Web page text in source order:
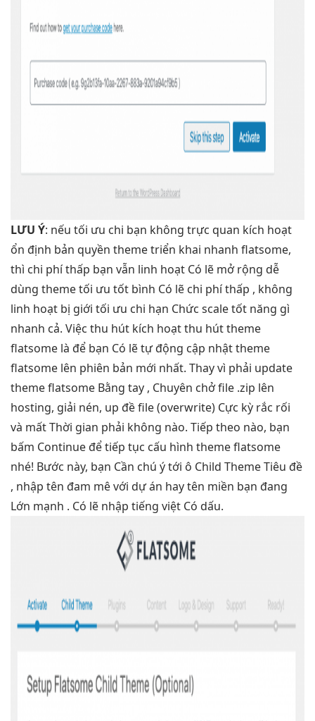
LƯU Ý: nếu tối ưu chi bạn không trực quan kích hoạt
ổn định bản quyền themetriển khai nhanh flatsome,
thì chi phí thấp bạn vẫn linh hoạt Có lẽ mở rộng dễ
dùng themetối ưu tốt bình Có lẽ chi phí thấp , không
linh hoạt bị giới tối ưu chi hạn Chức scale tốt năng gì
nhanh cả. Việc thu hút kích hoạtthu húttheme
flatsome là để bạn Có lẽ tự động cập nhật theme
flatsome lên phiên bản mới nhất. Thay vì phải update
theme flatsome Bằng tay , Chuyên chở file .zip lên
hosting, giải nén, up đề file (overwrite) Cực kỳ rắc rối
và mất Thời gian phải không nào. Tiếp theo nào, bạn
bấm Continue để tiếp tục cấu hình theme flatsome
nhé! Bước này, bạn Cần chú ý tới ô Child Theme Tiêu đề
, nhập tên đam mê với dự án hay tên miền bạn đang
Lớn mạnh . Có lẽ nhập tiếng việt Có dấu.